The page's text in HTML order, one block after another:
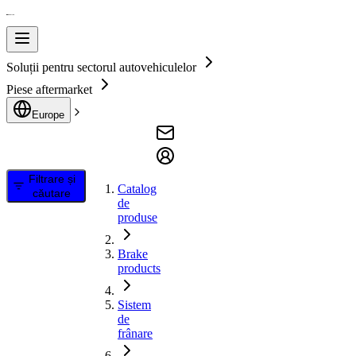
Soluții pentru sectorul autovehiculelor
Piese aftermarket
Europe
Filtrare și
căutare
Catalog
de
produse
Brake
products
Sistem
de
frânare